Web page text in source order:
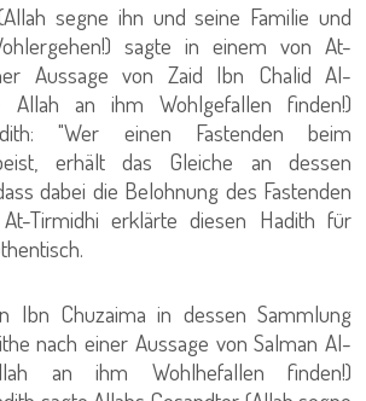
segne ihn und seine Familie und
sagte in einem von At-
Aussage von Zaid Ibn Chalid Al-
Allah an ihm Wohlgefallen finden!)
"Wer einen Fastenden beim
erhält das Gleiche an dessen
dabei die Belohnung des Fastenden
Tirmidhi erklärte diesen Hadith für
Chuzaima in dessen Sammlung
nach einer Aussage von Salman Al-
an ihm Wohlhefallen finden!)